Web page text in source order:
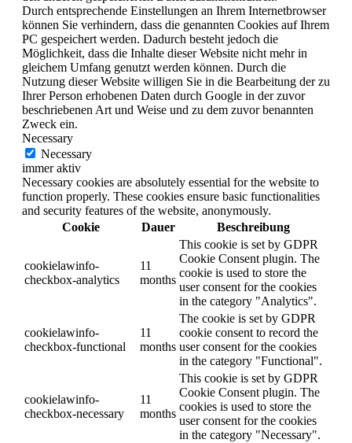
Durch entsprechende Einstellungen an Ihrem Internetbrowser
können Sie verhindern, dass die genannten Cookies auf Ihrem
PC gespeichert werden. Dadurch besteht jedoch die
Möglichkeit, dass die Inhalte dieser Website nicht mehr in
gleichem Umfang genutzt werden können. Durch die
Nutzung dieser Website willigen Sie in die Bearbeitung der zu
Ihrer Person erhobenen Daten durch Google in der zuvor
beschriebenen Art und Weise und zu dem zuvor benannten
Zweck ein.
Necessary
Necessary
immer aktiv
Necessary cookies are absolutely essential for the website to
function properly. These cookies ensure basic functionalities
and security features of the website, anonymously.
Cookie
Dauer Beschreibung
cookielawinfo-
checkbox-analytics
11
months
This cookie is set by GDPR
Cookie Consent plugin. The
cookie is used to store the
user consent for the cookies
in the category "Analytics".
cookielawinfo-
checkbox-functional
11
months
The cookie is set by GDPR
cookie consent to record the
user consent for the cookies
in the category "Functional".
cookielawinfo-
checkbox-necessary
11
months
This cookie is set by GDPR
Cookie Consent plugin. The
cookies is used to store the
user consent for the cookies
in the category "Necessary".